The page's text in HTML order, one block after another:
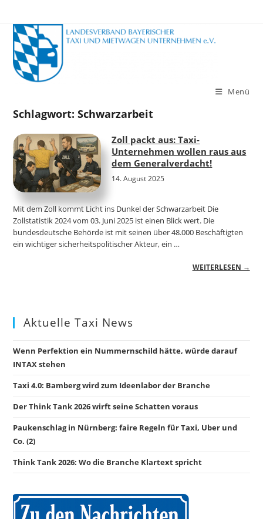
Inhalt
springen
Menü
Schlagwort:Schwarzarbeit
Zoll packt aus: Taxi-
Unternehmen wollen raus aus
dem Generalverdacht!
14. August 2025
Mit dem Zoll kommt Licht ins Dunkel der Schwarzarbeit Die
Zollstatistik 2024 vom 03. Juni 2025 ist einen Blick wert. Die
bundesdeutsche Behörde ist mit seinen über 48.000 Beschäftigten
ein wichtiger sicherheitspolitischer Akteur, ein …
WEITERLESEN →
Aktuelle Taxi News
Wenn Perfektion ein Nummernschild hätte, würde darauf
INTAX stehen
Taxi 4.0: Bamberg wird zum Ideenlabor der Branche
Der Think Tank 2026 wirft seine Schatten voraus
Paukenschlag in Nürnberg: faire Regeln für Taxi, Uber und
Co. (2)
Think Tank 2026: Wo die Branche Klartext spricht